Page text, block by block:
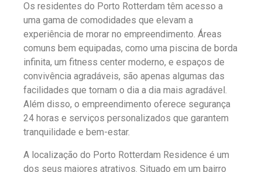
Os residentes do Porto Rotterdam têm acesso a
uma gama de comodidades que elevam a
experiência de morar no empreendimento. Áreas
comuns bem equipadas, como uma piscina de borda
infinita, um fitness center moderno, e espaços de
convivência agradáveis, são apenas algumas das
facilidades que tornam o dia a dia mais agradável.
Além disso, o empreendimento oferece segurança
24 horas e serviços personalizados que garantem
tranquilidade e bem-estar.
A localização do Porto Rotterdam Residence é um
dos seus maiores atrativos. Situado em um bairro